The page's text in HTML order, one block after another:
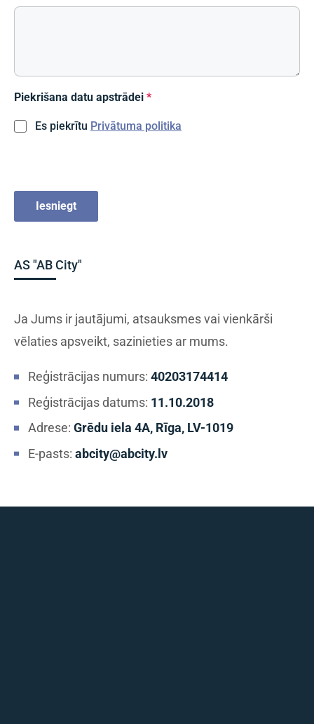
Piekrišana datu apstrādei *
Es piekrītu Privātuma politika
Iesniegt
AS "AB City"
Ja Jums ir jautājumi, atsauksmes vai vienkārši
vēlaties apsveikt, sazinieties ar mums.
Reģistrācijas numurs: 40203174414
Reģistrācijas datums: 11.10.2018
Adrese: Grēdu iela 4A, Rīga, LV-1019
E-pasts: abcity@abcity.lv